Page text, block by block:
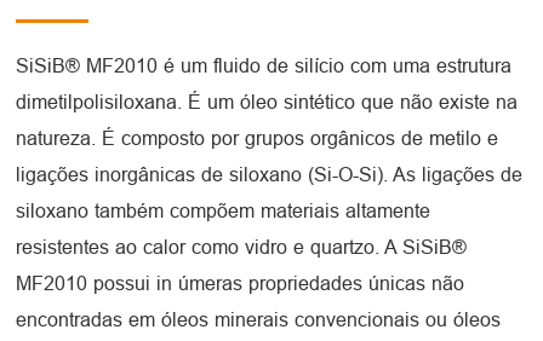
SiSiB® MF2010 é um fluido de silício com uma estrutura
dimetilpolisiloxana. É um óleo sintético que não existe na
natureza. É composto por grupos orgânicos de metilo e
ligações inorgânicas de siloxano (Si-O-Si). As ligações de
siloxano também compõem materiais altamente
resistentes ao calor como vidro e quartzo. A SiSiB®
MF2010 possui in úmeras propriedades únicas não
encontradas em óleos minerais convencionais ou óleos